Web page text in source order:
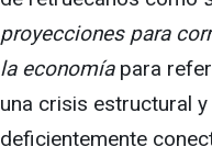
proyecciones para
la economía para
una crisis estructural
deficientemente